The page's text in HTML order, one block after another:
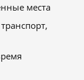
места